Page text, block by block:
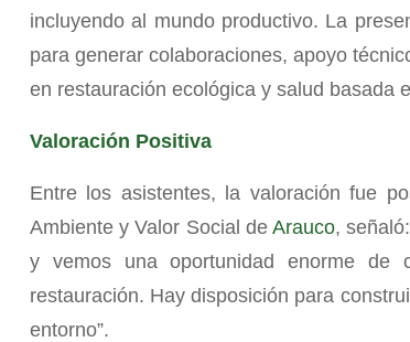
incluyendo al mundo productivo. La
para generar colaboraciones, apoyo
en restauración ecológica y salud basada
Valoración Positiva
Entre los asistentes, la valoración fue
Ambiente y Valor Social deArauco,
y vemos una oportunidad enorme de
restauración. Hay disposición para
entorno”.